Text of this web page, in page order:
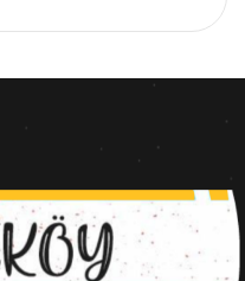
tazelikle getirelim.